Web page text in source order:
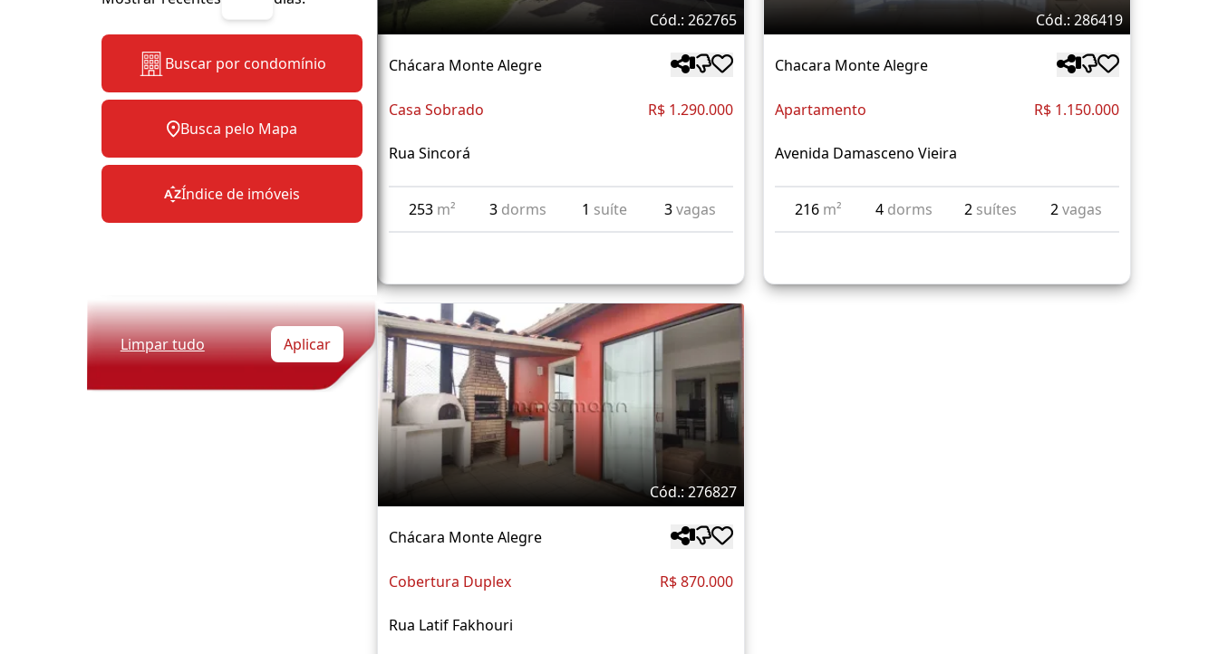
Buscar por condomínio
Busca pelo Mapa
Índice de imóveis
Limpar tudo Aplicar
Cód.: 262765
Chácara Monte Alegre
Casa Sobrado R$ 1.290.000
Rua Sincorá
253 m² 3 dorms 1 suíte 3vagas
Cód.: 286419
Chacara Monte Alegre
Apartamento R$ 1.150.000
Avenida Damasceno Vieira
216 m² 4 dorms 2 suítes 2vagas
Cód.: 276827
Chácara Monte Alegre
Cobertura Duplex R$ 870.000
Rua Latif Fakhouri